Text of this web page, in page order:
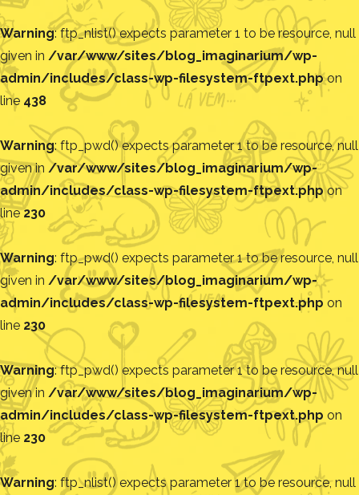
Warning: ftp_nlist() expects parameter 1 to be resource, null
given in /var/www/sites/blog_imaginarium/wp-
admin/includes/class-wp-filesystem-ftpext.phpon
line 438
Warning: ftp_pwd() expects parameter 1 to be resource, null
given in /var/www/sites/blog_imaginarium/wp-
admin/includes/class-wp-filesystem-ftpext.phpon
line230
Warning: ftp_pwd() expects parameter 1 to be resource, null
given in /var/www/sites/blog_imaginarium/wp-
admin/includes/class-wp-filesystem-ftpext.php on
line 230
Warning: ftp_pwd() expects parameter 1 to be resource, null
given in /var/www/sites/blog_imaginarium/wp-
admin/includes/class-wp-filesystem-ftpext.php on
line 230
Warning: ftp_nlist() expects parameter 1 to be resource, null